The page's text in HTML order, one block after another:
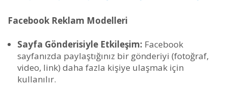
Facebook Reklam Modelleri
Sayfa Gönderisiyle Etkileşim: Facebook
sayfanızda paylaştığınız bir gönderiyi (fotoğraf,
video, link) daha fazla kişiye ulaşmak için
kullanılır.